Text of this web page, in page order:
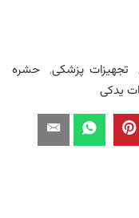
تجهیزات پزشکی, حشره
یدکی